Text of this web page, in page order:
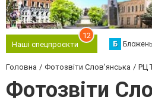
Наші спецпроєкти
12
Б
Головна Фотозвіти Слов'янська РЦ
Фотозвіти